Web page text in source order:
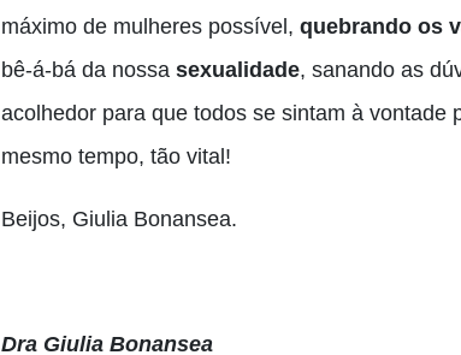
máximo de mulheres possível, quebrando os
bê-á-bá da nossa sexualidade, sanando as
acolhedor para que todos se sintam à
mesmo tempo, tão vital!
Beijos, Giulia Bonansea.
Dra Giulia Bonansea